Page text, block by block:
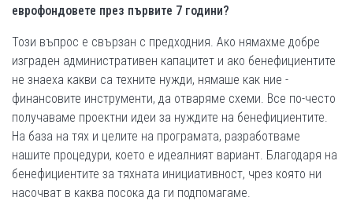
еврофондовете през първите 7 години?
Този въпрос е свързан с предходния. Ако нямахме добре
изграден административен капацитет и ако бенефициентите
не знаеха какви са техните нужди, нямаше как ние -
финансовите инструменти, да отваряме схеми. Все по-често
получаваме проектни идеи за нуждите на бенефициентите.
На база на тях и целите на програмата, разработваме
нашите процедури, което е идеалният вариант. Благодаря на
бенефициентите за тяхната инициативност, чрез която ни
насочват в каква посока да ги подпомагаме.